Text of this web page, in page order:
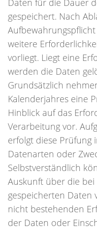
Daten für die Dauer
gespeichert. Nach
weitere
vorliegt. Liegt eine
werden die Daten
Grundsätzlich
Kalenderjahres eine
Hinblick auf das
Verarbeitung vor.
erfolgt diese Prüfung
Datenarten oder
Selbstverständlich
Auskunft über die
gespeicherten Daten
nicht bestehenden
der Daten oder